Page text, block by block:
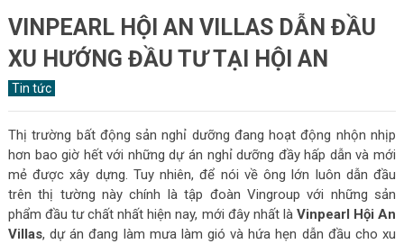
VINPEARL HỘI AN VILLAS DẪN ĐẦU
XU HƯỚNG ĐẦU TƯ TẠI HỘI AN
Tin tức
Thị trường bất động sản nghỉ dưỡng đang hoạt động nhộn nhịp
hơn bao giờ hết với những dự án nghỉ dưỡng đầy hấp dẫn và mới
mẻ được xây dựng. Tuy nhiên, để nói về ông lớn luôn dẫn đầu
trên thị tường này chính là tập đoàn Vingroup với những sản
phẩm đầu tư chất nhất hiện nay, mới đây nhất là Vinpearl Hội An
Villas, dự án đang làm mưa làm gió và hứa hẹn dẫn đầu cho xu